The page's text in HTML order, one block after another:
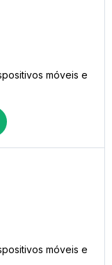
móveis e
móveis e